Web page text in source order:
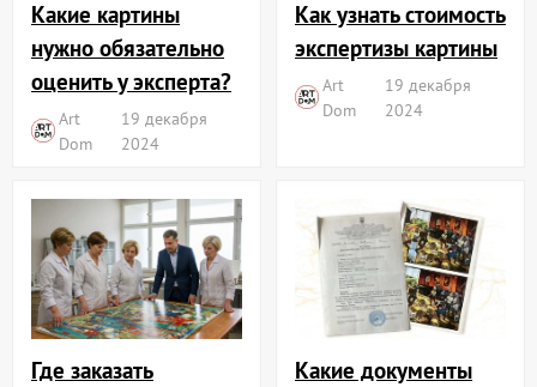
Какие картины
нужно обязательно
оценить у эксперта?
Art
Dom
19 декабря
2024
Как узнать стоимость
экспертизы картины
Art
Dom
19 декабря
2024
Где заказать
Какие документы